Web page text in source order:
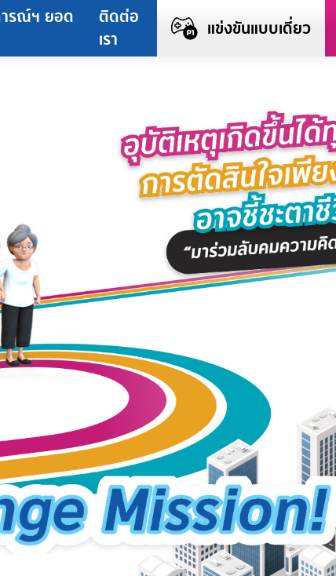
รณ์ฯ ยอด
ติดต่อ
เรา
แข่งขันแบบเดี่ยว